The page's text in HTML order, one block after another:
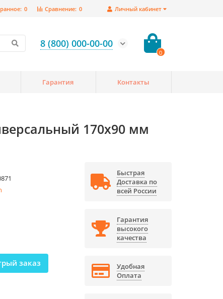
Личный кабинет
Сравнение: 0
0
8 (800) 000-00-00
0
Гарантия Контакты
170x90 мм
заказ
Быстрая
Доставка по
всей России
Гарантия
высокого
качества
Удобная
Оплата